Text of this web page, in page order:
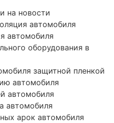
на новости
автомобиля
автомобиля
оборудования в
защитной пленкой
автомобиля
автомобиля
автомобиля
арок автомобиля